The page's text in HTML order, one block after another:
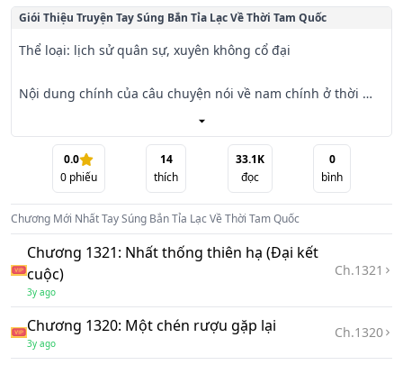
Giói Thiệu Truyện Tay Súng Bắn Tỉa Lạc Về Thời Tam Quốc
Thể loại: lịch sử quân sự, xuyên không cổ đại
Nội dung chính của câu chuyện nói về nam chính ở thời
hiện đại là một tay bắn tỉa thiện xạ nhưng chẳng may trong
một lần đang làm
nhiệm vụ đột nhiên xuất hiện một cơn lốc xoáy hút anh vào.
Không ngờ lại đưa anh vượt thời gian trờ về triều đại của
Tam Quốc đang giai đoạn phân chia lãnh thổ. Liệu anh sẽ
đầu quân dưới
trước của phe nào là Tào Tháo, Lưu Bị hay Đông Ngô. Anh
ta đã trãi qua cuộc sống ở đây như thế nào? Liệu anh có
được trở về lại
tương lai?
0.0
0phiếu
14
thích
33.1K
đọc
0
bình
Chương Mới NhấtTay Súng Bắn Tỉa Lạc Về Thời Tam Quốc
Chương 1321: Nhất thống thiên hạ (Đại kết
cuộc)
3y ago
Ch.1321
Chương 1320: Một chén rượu gặp lại
3y ago
Ch.1320